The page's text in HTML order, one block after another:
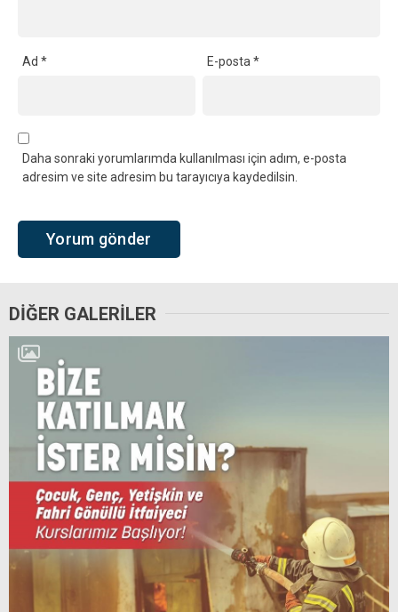
Ad * E-posta*
Daha sonraki yorumlarımda kullanılması için adım, e-posta
adresim ve site adresim bu tarayıcıya kaydedilsin.
DİĞER GALERİLER